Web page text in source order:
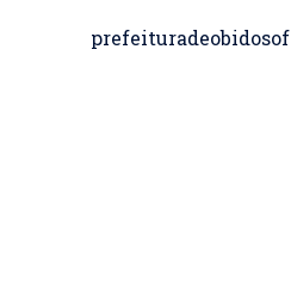
prefeituradeobidosof